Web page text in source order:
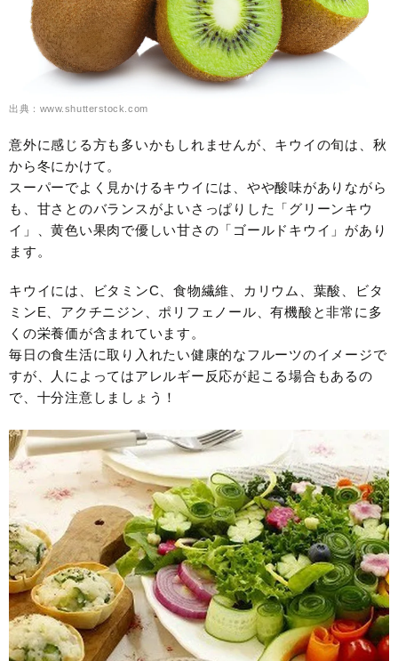
出典：www.shutterstock.com
意外に感じる方も多いかもしれませんが、キウイの旬は、秋
から冬にかけて。
スーパーでよく見かけるキウイには、やや酸味がありながら
も、甘さとのバランスがよいさっぱりした「グリーンキウ
イ」、黄色い果肉で優しい甘さの「ゴールドキウイ」があり
ます。
キウイには、ビタミンC、食物繊維、カリウム、葉酸、ビタ
ミンE、アクチニジン、ポリフェノール、有機酸と非常に多
くの栄養価が含まれています。
毎日の食生活に取り入れたい健康的なフルーツのイメージで
すが、人によってはアレルギー反応が起こる場合もあるの
で、十分注意しましょう！